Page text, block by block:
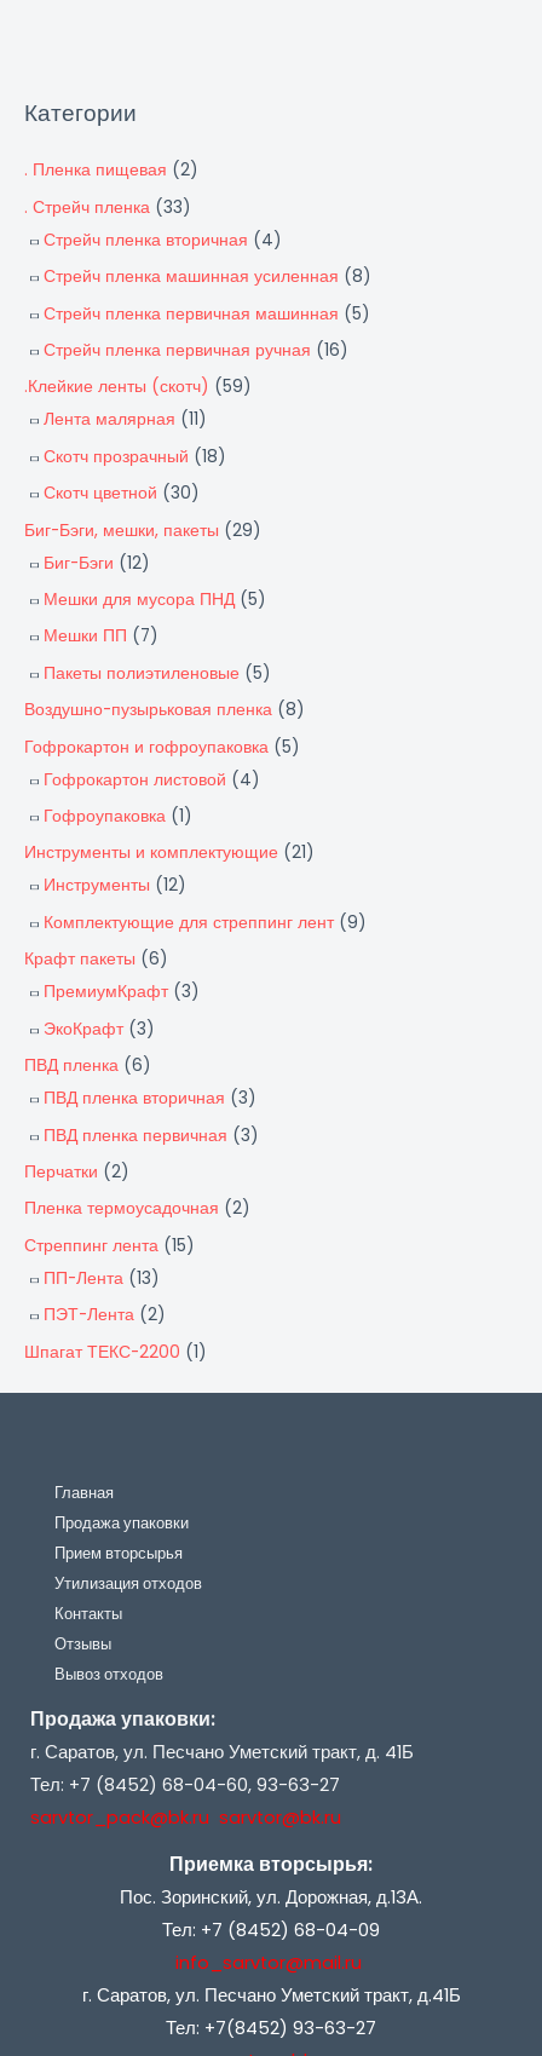
Категории
. Пленка пищевая (2)
. Стрейч пленка (33)
Стрейч пленка вторичная (4)
Стрейч пленка машинная усиленная (8)
Стрейч пленка первичная машинная (5)
Стрейч пленка первичная ручная (16)
.Клейкие ленты (скотч) (59)
Лента малярная (11)
Скотч прозрачный (18)
Скотч цветной (30)
Биг-Бэги, мешки, пакеты (29)
Биг-Бэги (12)
Мешки для мусора ПНД (5)
Мешки ПП (7)
Пакеты полиэтиленовые (5)
Воздушно-пузырьковая пленка (8)
Гофрокартон и гофроупаковка (5)
Гофрокартон листовой (4)
Гофроупаковка (1)
Инструменты и комплектующие (21)
Инструменты (12)
Комплектующие для стреппинг лент (9)
Крафт пакеты (6)
ПремиумКрафт (3)
ЭкоКрафт (3)
ПВД пленка (6)
ПВД пленка вторичная (3)
ПВД пленка первичная (3)
Перчатки (2)
Пленка термоусадочная (2)
Стреппинг лента (15)
ПП-Лента (13)
ПЭТ-Лента (2)
Шпагат ТЕКС-2200 (1)
Главная
Продажа упаковки
Прием вторсырья
Утилизация отходов
Контакты
Отзывы
Вывоз отходов
Продажа упаковки:
г. Саратов, ул. Песчано Уметский тракт, д. 41Б
Тел: +7 (8452) 68-04-60, 93-63-27
sarvtor_pack@bk.ru sarvtor@bk.ru
Приемка вторсырья:
Пос. Зоринский, ул. Дорожная, д.13А.
Тел: +7 (8452) 68-04-09
info_sarvtor@mail.ru
г. Саратов, ул. Песчано Уметский тракт, д.41Б
Тел: +7(8452) 93-63-27